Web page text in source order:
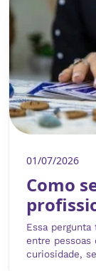
01/07/2026
Como
Essa
entre pessoas
curiosidade,